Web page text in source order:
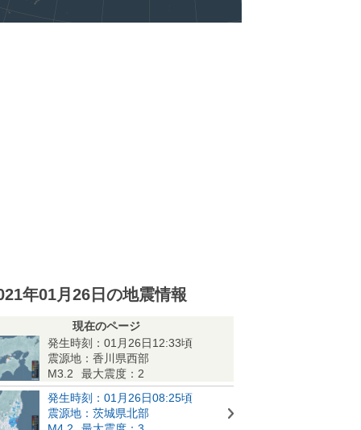
年01月26日の地震情報
現在のページ
発生時刻：01月26日12:33頃
震源地：香川県西部
M3.2
最大震度：2
発生時刻：01月26日08:25頃
震源地：茨城県北部